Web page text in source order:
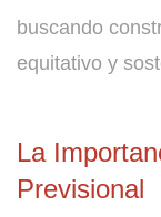
buscando
equitativo y
La
Previsional